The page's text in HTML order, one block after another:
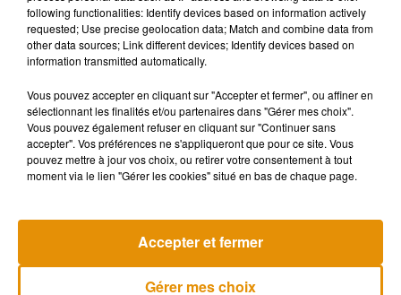
A Vendôme,vous pourrez exceptionnellement accéder à la
porte médiévale au sud des fortifications, décor Renaissance
du XVIe siècle. Restaurée au XIXe siècle, elle brûle en 1940
à la suite d'un bombardement et fut restaurée de 1954 à
1959.
commentée de cet ancien hôtel particulier sera assurée par
un guide-conférencier.
following functionalities: Identify devices based on information actively
requested; Use precise geolocation data; Match and combine data from
other data sources; Link different devices; Identify devices based on
information transmitted automatically.
Vous pouvez accepter en cliquant sur "Accepter et fermer", ou affiner en
sélectionnant les finalités et/ou partenaires dans "Gérer mes choix".
Vous pouvez également refuser en cliquant sur "Continuer sans
accepter". Vos préférences ne s'appliqueront que pour ce site. Vous
pouvez mettre à jour vos choix, ou retirer votre consentement à tout
moment via le lien "Gérer les cookies" situé en bas de chaque page.
Gérer mes choix
Accepter et fermer